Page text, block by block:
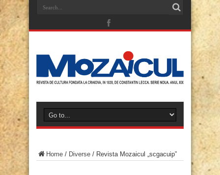
Home / Diverse / Revista Mozaicul „scgacuip”